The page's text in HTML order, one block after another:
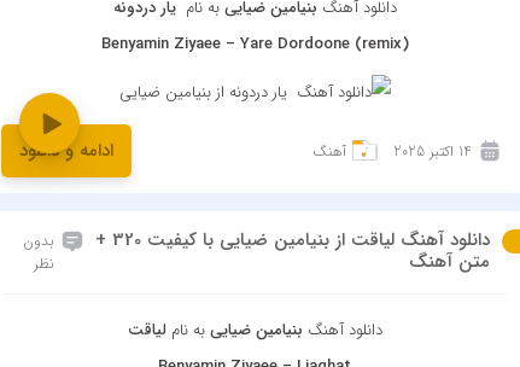
دانلود آهنگ بنیامین ضیاییبه نام ‌ یار دردونه
Benyamin Ziyaee – Yare Dordoone (remix)
14 اکتبر 2025 آهنگ ادامه و دانلود
دانلود آهنگ لیاقت از بنیامین ضیایی با کیفیت 320 +
متن آهنگ
بدون
نظر
دانلود آهنگ بنیامین ضیاییبه نام لیاقت